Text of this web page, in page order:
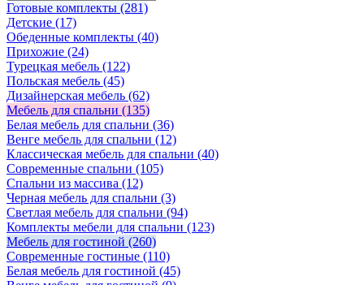
Готовые комплекты (281)
Детские (17)
Обеденные комплекты (40)
Прихожие (24)
Турецкая мебель (122)
Польская мебель (45)
Дизайнерская мебель (62)
Мебель для спальни (135)
Белая мебель для спальни (36)
Венге мебель для спальни (12)
Классическая мебель для спальни (40)
Современные спальни (105)
Спальни из массива (12)
Черная мебель для спальни (3)
Светлая мебель для спальни (94)
Комплекты мебели для спальни (123)
Мебель для гостиной (260)
Современные гостиные (110)
Белая мебель для гостиной (45)